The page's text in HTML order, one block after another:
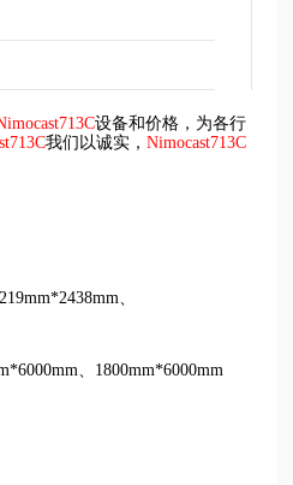
设备和价格，为各行
我们以诚实，Nimocast713C
、
、1800mm*6000mm